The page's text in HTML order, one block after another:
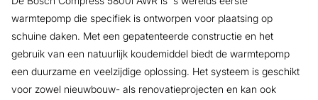
warmtepomp die specifiek is ontworpen voor plaatsing op
schuine daken. Met een gepatenteerde constructie en het
gebruik van een natuurlijk koudemiddel biedt de warmtepomp
een duurzame en veelzijdige oplossing. Het systeem is geschikt
voor zowel nieuwbouw- als renovatieprojecten en kan ook